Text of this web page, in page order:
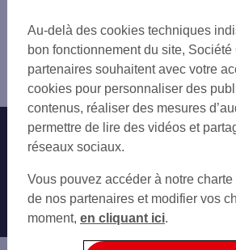
CHANTILLY CHATEAU
CHANTILLY 142 RUE DU CONNETABLE
CHANTILLY
CHANTILLY 8 BIS AV DU MAL JOFFRE
GOUVIEUX
SENLIS 15 RUE BELLON
SENLIS
LAMORLAYE
MOUY CAYEUX
MOUY 3 PL CANTREL
CLERMONT 62 RUE DE LA
SENLIS
CLERMONT
PERSAN
L'ISLE-ADAM
Creil
Distributeur/automate CREIL 2 AV
Nos engagements Nous
Autres sites SG
Professionnels
Entreprises
Au-delà des cookies techniques
bon fonctionnement du site,
partenaires souhaitent avec votre
cookies pour personnaliser des
contenus, réaliser des mesures
permettre de lire des vidéos et
réseaux sociaux.
Vous pouvez accéder à notre
de nos partenaires et modifier vos
moment, en cliquant ici.